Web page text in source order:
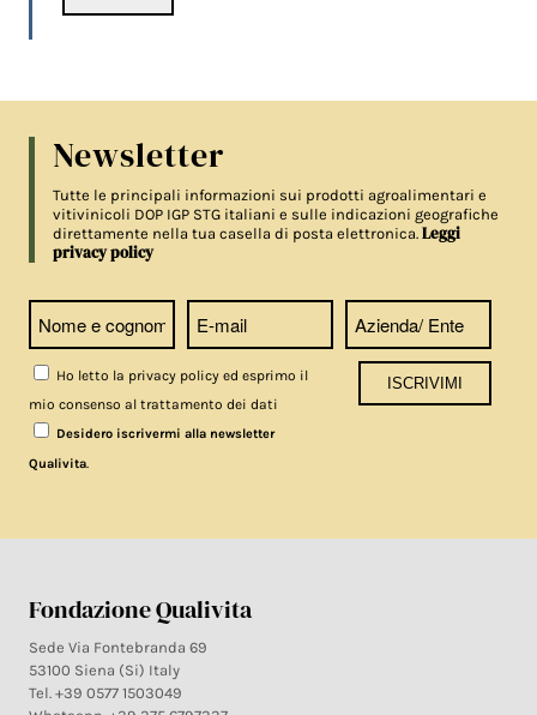
Newsletter
Tutte le principali informazioni sui prodotti agroalimentari e
vitivinicoli DOP IGP STG italiani e sulle indicazioni geografiche
direttamente nella tua casella di posta elettronica.Leggi
privacy policy
Ho letto la privacy policy ed esprimo il
mio consenso al trattamento dei dati
Desidero iscrivermi alla newsletter
Qualivita.
Fondazione Qualivita
Sede Via Fontebranda 69
53100 Siena (Si) Italy
Tel. +39 0577 1503049